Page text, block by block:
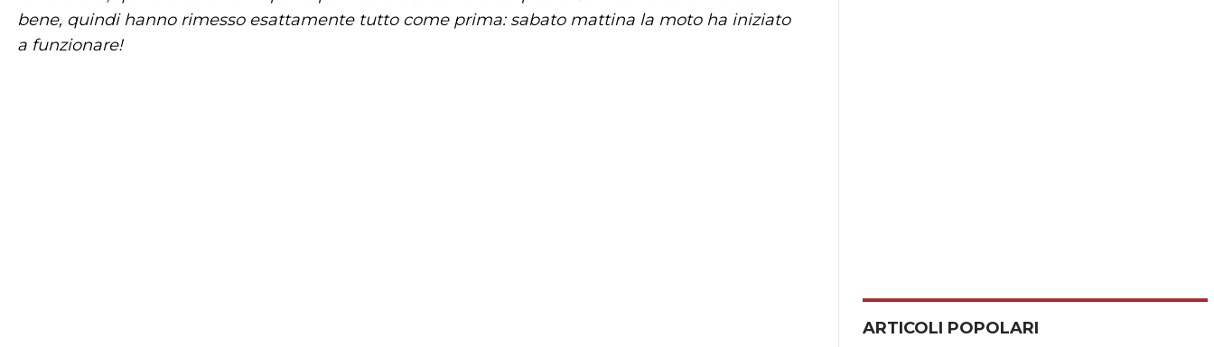
bene, quindi hanno rimesso esattamente tutto come prima: sabato mattina la moto ha iniziato
a funzionare!
ARTICOLI POPOLARI